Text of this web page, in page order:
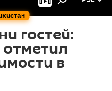
гостей:
в